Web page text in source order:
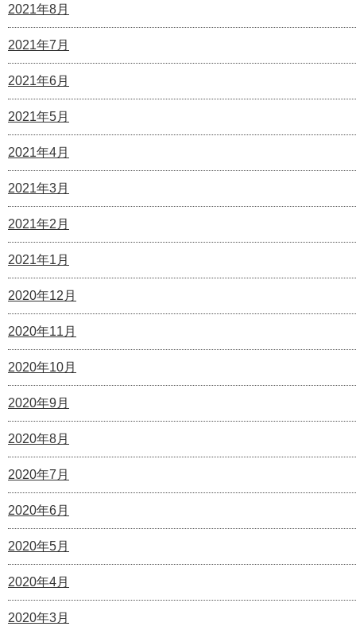
2021年8月
2021年7月
2021年6月
2021年5月
2021年4月
2021年3月
2021年2月
2021年1月
2020年12月
2020年11月
2020年10月
2020年9月
2020年8月
2020年7月
2020年6月
2020年5月
2020年4月
2020年3月